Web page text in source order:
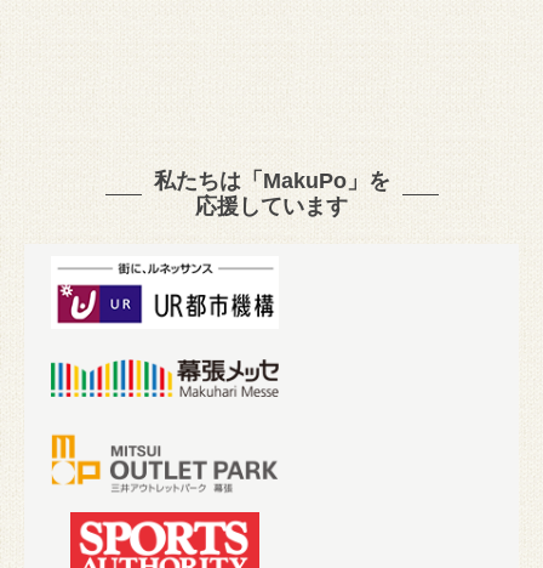
私たちは「MakuPo」を
応援しています